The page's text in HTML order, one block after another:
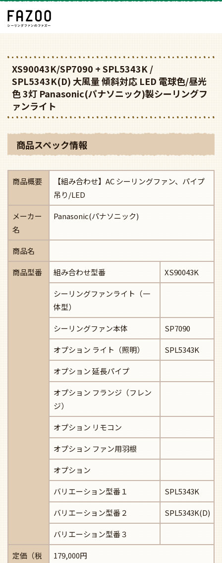
XS90043K/SP7090 + SPL5343K /
SPL5343K(D) 大風量 傾斜対応 LED 電球色/昼光
色 3灯 Panasonic(パナソニック)製シーリングフ
ァンライト
商品スペック情報
商品概要
【組み合わせ】AC シーリングファン、パイプ
吊り/LED
メーカー
名
Panasonic(パナソニック)
商品名
商品型番 組み合わせ型番 XS90043K
シーリングファンライト（一
体型）
シーリングファン本体 SP7090
オプション ライト（照明） SPL5343K
オプション 延長パイプ
オプション フランジ（フレン
ジ）
オプション リモコン
オプション ファン用羽根
オプション
バリエーション型番１ SPL5343K
バリエーション型番２ SPL5343K(D)
バリエーション型番３
定価（税
179,000円